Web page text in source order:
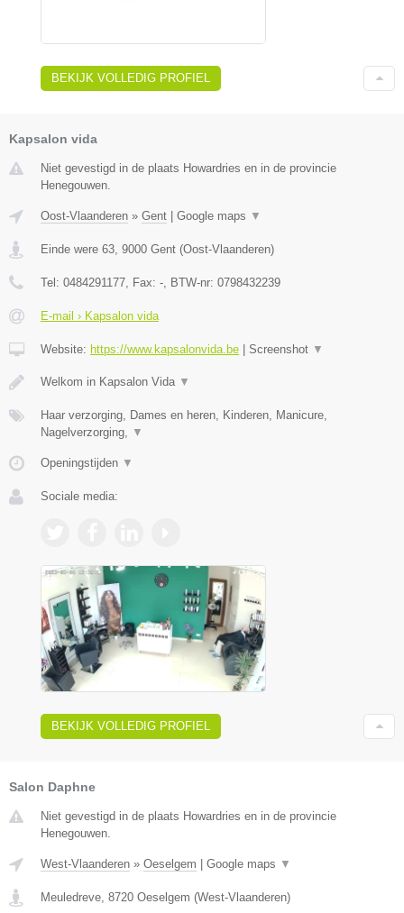
BEKIJK VOLLEDIG PROFIEL
Kapsalon vida
Niet gevestigd in de plaats Howardries en in de provincie
Henegouwen.
Oost-Vlaanderen » Gent Google maps ▼
Einde were 63, 9000 Gent (Oost-Vlaanderen)
Tel: 0484291177, Fax: -, BTW-nr: 0798432239
E-mail › Kapsalon vida
Website: https://www.kapsalonvida.be Screenshot ▼
Welkom in Kapsalon Vida ▼
Haar verzorging, Dames en heren, Kinderen, Manicure,
Nagelverzorging, ▼
Openingstijden ▼
Sociale media:
BEKIJK VOLLEDIG PROFIEL
Salon Daphne
Niet gevestigd in de plaats Howardries en in de provincie
Henegouwen.
West-Vlaanderen » Oeselgem Google maps ▼
Meuledreve, 8720 Oeselgem (West-Vlaanderen)